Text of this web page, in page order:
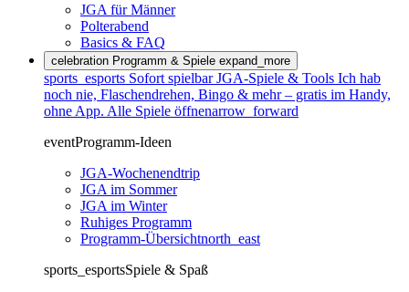
JGA für Männer
Polterabend
Basics & FAQ
celebration Programm & Spiele expand_more
sports_esports Sofort spielbar JGA-Spiele & Tools Ich hab
noch nie, Flaschendrehen, Bingo & mehr – gratis im Handy,
ohne App. Alle Spiele öffnenarrow_forward
eventProgramm-Ideen
JGA-Wochenendtrip
JGA im Sommer
JGA im Winter
Ruhiges Programm
Programm-Übersichtnorth_east
sports_esportsSpiele & Spaß